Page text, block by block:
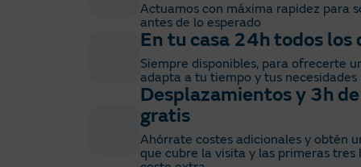
Actuamos con máxima rapidez para
antes de lo esperado
En tu casa 24h todos los
Siempre disponibles, para ofrecerte
adapta a tu tiempo y tus necesidades
Desplazamientos y 3h
gratis
Ahórrate costes adicionales y obtén
que cubre la visita y las primeras tres